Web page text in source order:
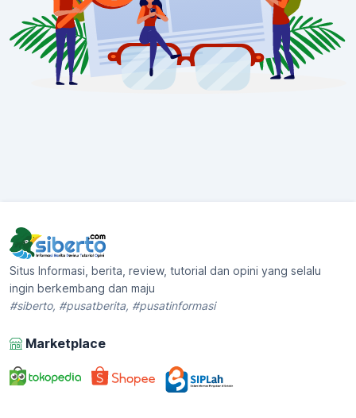
Situs Informasi, berita, review, tutorial dan opini yang selalu
ingin berkembang dan maju
#siberto, #pusatberita, #pusatinformasi
Marketplace